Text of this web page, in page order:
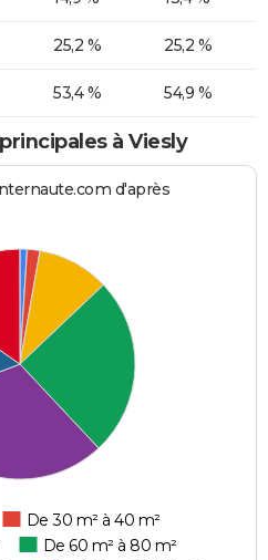
25,2 % 25,2 %
53,4 % 54,9 %
à Viesly
d'après
De 30 m² à 40 m²
De 60 m² à 80 m²